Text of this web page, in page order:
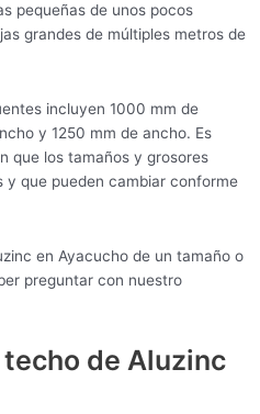
pequeñas de unos pocos
grandes de múltiples metros de
incluyen 1000 mm de
y 1250 mm de ancho. Es
que los tamaños y grosores
y que pueden cambiar conforme
en Ayacucho de un tamaño o
preguntar con nuestro
de Aluzinc